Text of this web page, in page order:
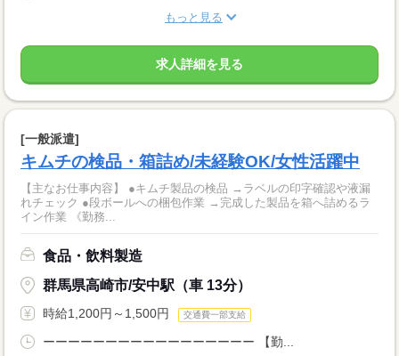
もっと見る
求人詳細を見る
[一般派遣]
キムチの検品・箱詰め/未経験OK/女性活躍中
【主なお仕事内容】 ●キムチ製品の検品 →ラベルの印字確認や液漏
れチェック ●段ボールへの梱包作業 →完成した製品を箱へ詰めるラ
イン作業 《勤務...
食品・飲料製造
群馬県高崎市/安中駅（車 13分）
時給1,200円～1,500円 交通費一部支給
ーーーーーーーーーーーーーーーーー 【勤...